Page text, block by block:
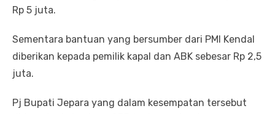
Rp 5 juta.
Sementara bantuan yang bersumber dari PMI Kendal
diberikan kepada pemilik kapal dan ABK sebesar Rp 2,5
juta.
Pj Bupati Jepara yang dalam kesempatan tersebut